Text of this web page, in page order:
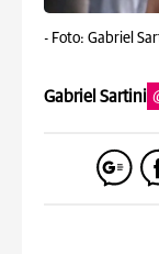
- Foto: Gabriel
Gabriel Sartini